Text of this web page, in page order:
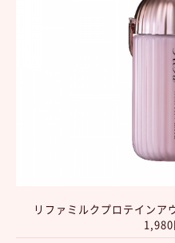
リファミルクプロテインア